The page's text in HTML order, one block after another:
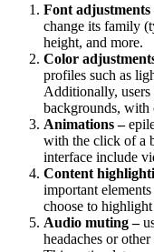
Font adjustments
change its family
height, and more.
Color
profiles such as
Additionally, users
backgrounds,
Animations –
with the click of a
interface include
Content
important
choose to
Audio muting –
headaches or